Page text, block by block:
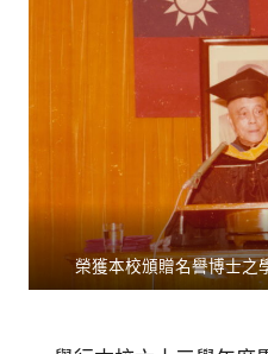
榮獲本校頒贈名譽博士之